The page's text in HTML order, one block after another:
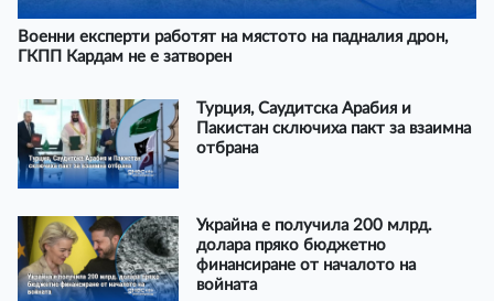
Военни експерти работят на мястото на падналия дрон,
ГКПП Кардам не е затворен
Турция, Саудитска Арабия и
Пакистан сключиха пакт за взаимна
отбрана
Украйна е получила 200 млрд.
долара пряко бюджетно
финансиране от началото на
войната